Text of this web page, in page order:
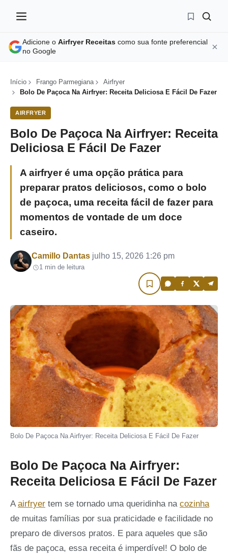
Adicione o Airfryer Receitas como sua fonte preferencial
no Google
Início Frango Parmegiana
Airfryer
Bolo De Paçoca Na Airfryer: Receita Deliciosa E Fácil De Fazer
AIRFRYER
Bolo De Paçoca Na Airfryer: Receita
Deliciosa E Fácil De Fazer
A airfryer é uma opção prática para
preparar pratos deliciosos, como o bolo
de paçoca, uma receita fácil de fazer para
momentos de vontade de um doce
caseiro.
Por
Camillo Dantas julho 15, 2026 1:26 pm
1 min de leitura
Bolo De Paçoca Na Airfryer: Receita Deliciosa E Fácil De Fazer
Bolo De Paçoca Na Airfryer:
Receita Deliciosa E Fácil De Fazer
A airfryer tem se tornado uma queridinha na cozinha
de muitas famílias por sua praticidade e facilidade no
preparo de diversos pratos. E para aqueles que são
fãs de paçoca, essa receita é imperdível! O bolo de